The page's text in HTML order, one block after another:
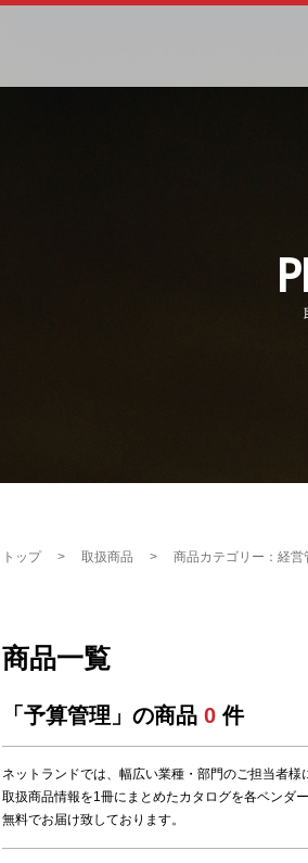
トップ 取扱商品 商品カテゴリー：経営
商品一覧
「予算管理」の商品0 件
ネットランドでは、幅広い業種・部門のご担当者様
取扱商品情報を1冊にまとめたカタログを各ベンダ
無料でお届け致しております。